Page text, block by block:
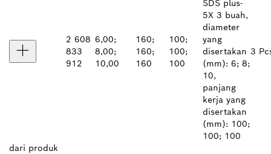
2 608
833
912
6,00;
8,00;
10,00
160;
160;
160
100;
100;
100
SDS plus-
5X 3 buah,
diameter
yang
disertakan
(mm): 6; 8;
10,
panjang
kerja yang
disertakan
(mm): 100;
100; 100
3
dari produk